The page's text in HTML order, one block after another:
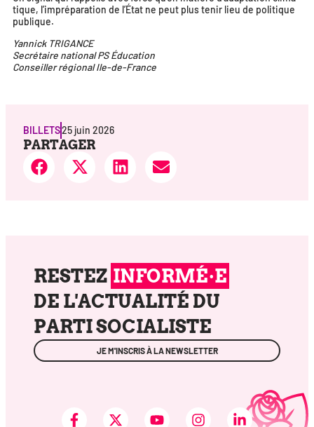
BILLETS25 juin 2026
PARTAGER
tique, l’impréparation de l’État ne peut plus tenir lieu de poli­tique
publique.
Yannick TRIGANCE
Secrétaire natio­nal PS Éducation
Conseiller régio­nal Ile-de-France
RESTEZ INFORMÉ·E
DE L'ACTUALITÉ DU
PARTI SOCIALISTE
JE M'INSCRIS À LA NEWSLETTER